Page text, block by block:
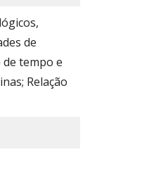
de
tempo e
Relação